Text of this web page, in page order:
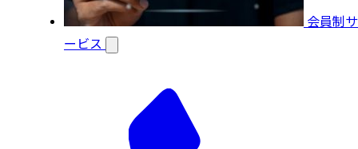
会員制サ
ービス